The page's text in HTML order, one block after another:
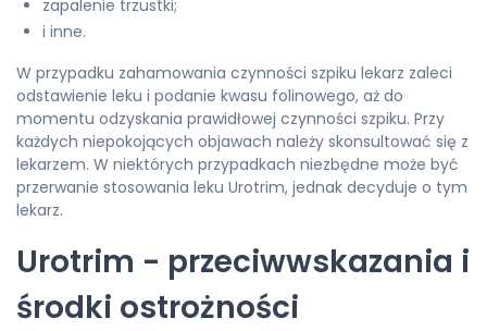
zapalenie trzustki;
i inne.
W przypadku zahamowania czynności szpiku lekarz zaleci
odstawienie leku i podanie kwasu folinowego, aż do
momentu odzyskania prawidłowej czynności szpiku. Przy
każdych niepokojących objawach należy skonsultować się z
lekarzem. W niektórych przypadkach niezbędne może być
przerwanie stosowania leku Urotrim, jednak decyduje o tym
lekarz.
Urotrim - przeciwwskazania i
środki ostrożności